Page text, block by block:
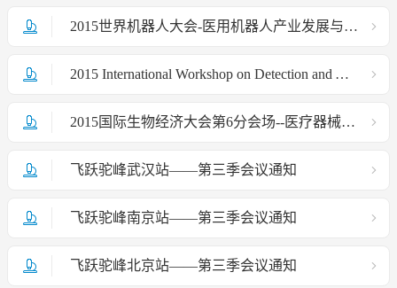
2015世界机器人大会-医用机器人产业发展与未来战略论坛通知
2015 International Workshop on Detection and Analysis of Single Blood Cancer Cells
2015国际生物经济大会第6分会场--医疗器械趋势与变革分会场成功召开
飞跃驼峰武汉站——第三季会议通知
飞跃驼峰南京站——第三季会议通知
飞跃驼峰北京站——第三季会议通知